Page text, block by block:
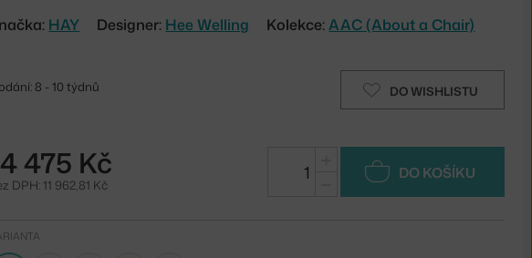
HAY Designer: Hee Welling Kolekce:AAC (About a Chair)
DO WISHLISTU
8 - 10 týdnů
475 Kč
DPH: 11 962,81 Kč
DO KOŠÍKU